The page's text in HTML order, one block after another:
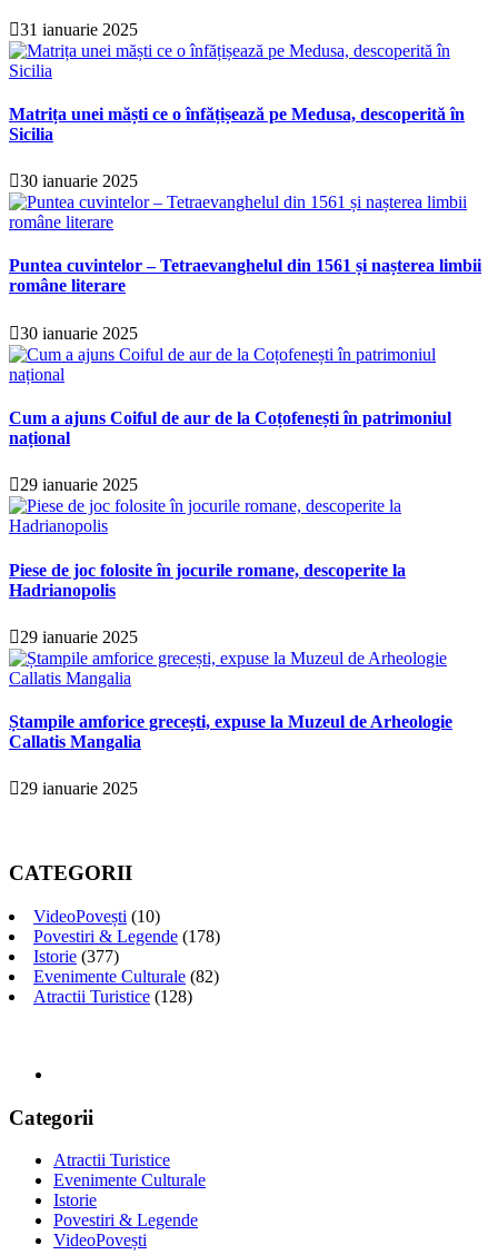
31 ianuarie 2025
Matrița unei măști ce o înfățișează pe Medusa, descoperită în
Sicilia
30 ianuarie 2025
Puntea cuvintelor – Tetraevanghelul din 1561 și nașterea limbii
române literare
30 ianuarie 2025
Cum a ajuns Coiful de aur de la Coțofenești în patrimoniul
național
29 ianuarie 2025
Piese de joc folosite în jocurile romane, descoperite la
Hadrianopolis
29 ianuarie 2025
Ștampile amforice grecești, expuse la Muzeul de Arheologie
Callatis Mangalia
29 ianuarie 2025
CATEGORII
VideoPovești (10)
Povestiri & Legende (178)
Istorie (377)
Evenimente Culturale (82)
Atractii Turistice (128)
Categorii
Atractii Turistice
Evenimente Culturale
Istorie
Povestiri & Legende
VideoPovești